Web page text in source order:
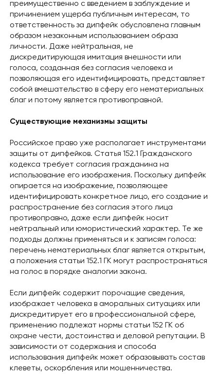
преимущественно с введением в заблуждение и
причинением ущерба публичным интересам, то
ответственность за дипфейк обусловлена главным
образом незаконным использованием образа
личности. Даже нейтральная, не
дискредитирующая имитация внешности или
голоса, созданная без согласия человека и
позволяющая его идентифицировать, представляет
собой вмешательство в сферу его нематериальных
благ и потому является противоправной.
Существующие механизмы защиты
Российское право уже располагает инструментами
защиты от дипфейков. Статья 152.1 Гражданского
кодекса требует согласия гражданина на
использование его изображения. Поскольку дипфейк
опирается на изображение, позволяющее
идентифицировать конкретное лицо, его создание и
распространение без согласия этого лица
противоправно, даже если дипфейк носит
нейтральный или юмористический характер. Те же
подходы должны применяться и к записям голоса:
перечень нематериальных благ является открытым,
а положения статьи 152.1 ГК могут распространяться
на голос в порядке аналогии закона.
Если дипфейк содержит порочащие сведения,
изображает человека в аморальных ситуациях или
дискредитирует его в профессиональной сфере,
применению подлежат нормы статьи 152 ГК об
охране чести, достоинства и деловой репутации. В
зависимости от содержания и способа
использования дипфейк может образовывать состав
клеветы, оскорбления или мошенничества.